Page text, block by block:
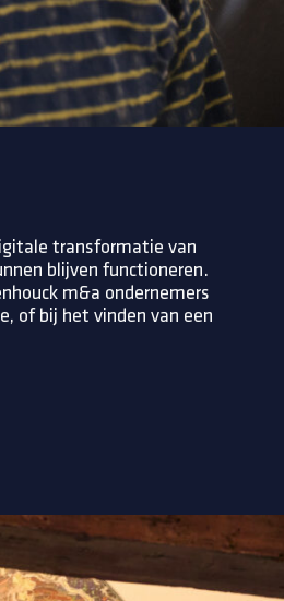
transformatie van
blijven functioneren.
m&a ondernemers
of bij het vinden van een